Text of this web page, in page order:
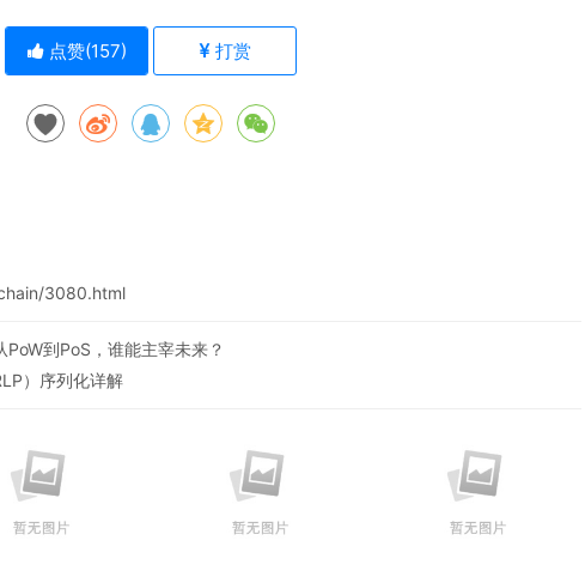
点赞(157) 打赏
3080.html
到PoS，谁能主宰未来？
）序列化详解